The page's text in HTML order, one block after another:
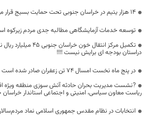
۱۴ هزار یتیم در خراسان جنوبی تحت حمایت بسیج قرار می‌گیرند
توسعه خدمات آزمایشگاهی مطالبه جدی مردم زیرکوه
تکمیل مرکز انتقال خون
دراستان بودجه ای برایش نیست !!!!
در پنج ماه نخست امسال ۷۴ تن زعفران صادر شده است
?نشست مدیریت بحران حادثه آتش سوزی منطقه ویژه
ریاست معاون سیاسی، امنیتی و اجتماعی استاندار خراسان
انتخابات در نظام مقدس جمهوری اسلامی نماد